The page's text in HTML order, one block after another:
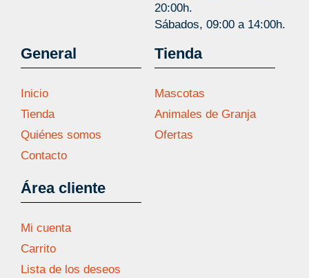
20:00h.
Sábados, 09:00 a 14:00h.
General
Inicio
Tienda
Quiénes somos
Contacto
Área cliente
Mi cuenta
Carrito
Lista de los deseos
Tienda
Mascotas
Animales de Granja
Ofertas